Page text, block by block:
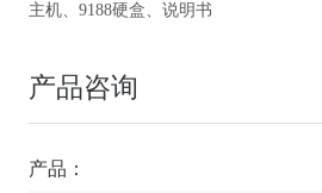
主机、9188硬盒、说明书
产品咨询
产品：